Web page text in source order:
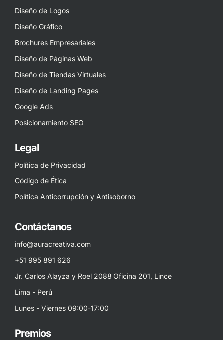
Diseño de Logos
Diseño Gráfico
Brochures Empresariales
Diseño de Páginas Web
Diseño de Tiendas Virtuales
Diseño de Landing Pages
Google Ads
Posicionamiento SEO
Legal
Política de Privacidad
Código de Ética
Política Anticorrupción y Antisoborno
Contáctanos
info@auracreativa.com
+51 995 891 626
Jr. Carlos Alayza y Roel 2088 Oficina 201, Lince
Lima - Perú
Lunes - Viernes 09:00-17:00
Premios